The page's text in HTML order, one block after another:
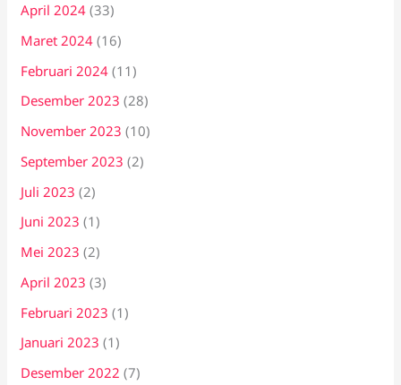
April 2024 (33)
Maret 2024 (16)
Februari 2024 (11)
Desember 2023 (28)
November 2023 (10)
September 2023 (2)
Juli 2023 (2)
Juni 2023 (1)
Mei 2023 (2)
April 2023 (3)
Februari 2023 (1)
Januari 2023 (1)
Desember 2022 (7)